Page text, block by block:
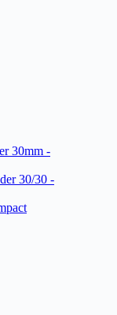
30mm -
30/30 -